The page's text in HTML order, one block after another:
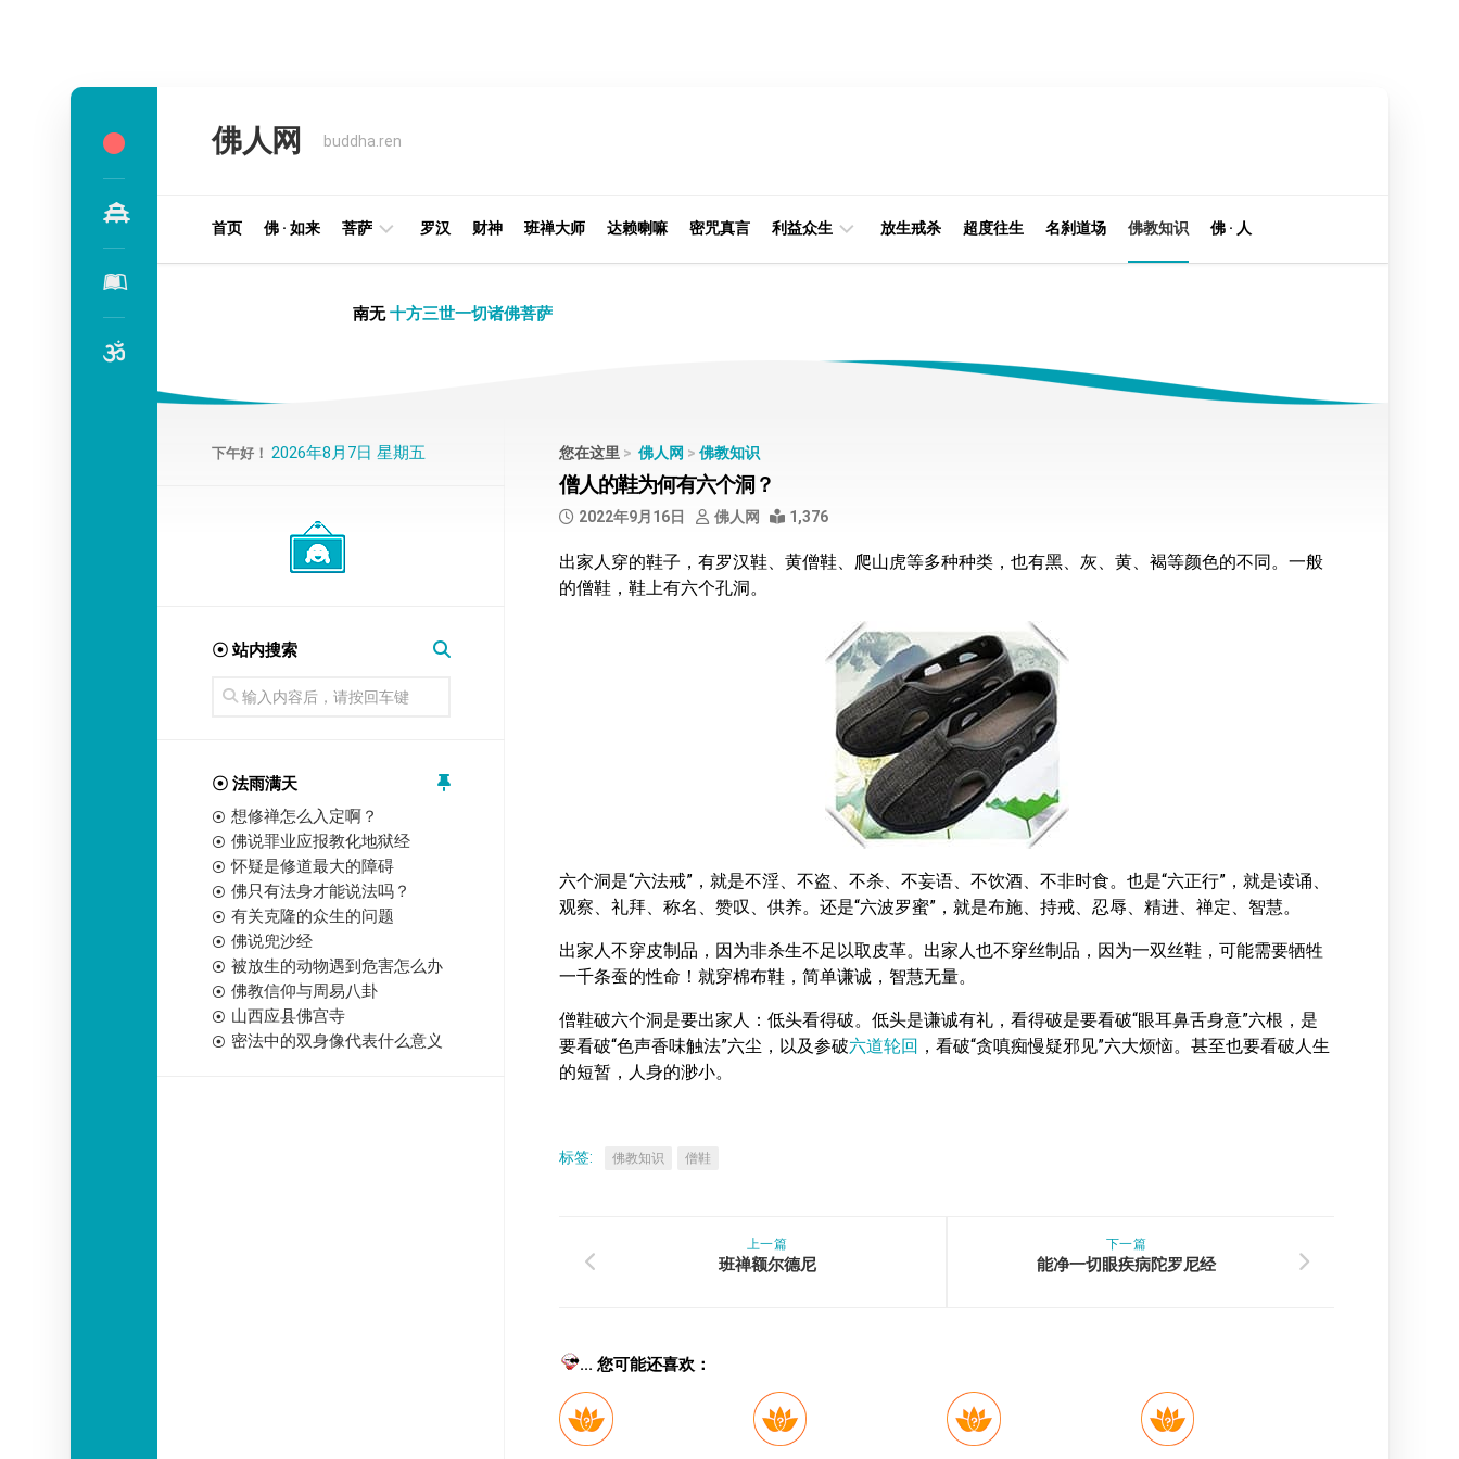
佛人网 buddha.ren
首页 佛 · 如来 菩萨
王
罗汉 财神 班禅大师 达赖喇嘛 密咒真言 利益众生
阿
若
华
严
部
涅
槃
部
大
集
经
集
部
密
教
部
放生戒杀 超度往生 名刹道场 佛教知识 佛 · 人
南无十方三世一切诸佛菩萨
您在这里 > 佛人网 > 佛教知识
僧人的鞋为何有六个洞？
2022年9月16日 佛人网 1,376
出家人穿的鞋子，有罗汉鞋、黄僧鞋、爬山虎等多种种类，也有黑、灰、黄、褐等颜色的不同。一般
的僧鞋，鞋上有六个孔洞。
六个洞是“六法戒”，就是不淫、不盗、不杀、不妄语、不饮酒、不非时食。也是“六正行”，就是读诵、
观察、礼拜、称名、赞叹、供养。还是“六波罗蜜”，就是布施、持戒、忍辱、精进、禅定、智慧。
出家人不穿皮制品，因为非杀生不足以取皮革。出家人也不穿丝制品，因为一双丝鞋，可能需要牺牲
一千条蚕的性命！就穿棉布鞋，简单谦诚，智慧无量。
僧鞋破六个洞是要出家人：低头看得破。低头是谦诚有礼，看得破是要看破“眼耳鼻舌身意”六根，是
要看破“色声香味触法”六尘，以及参破六道轮回 ，看破“贪嗔痴慢疑邪见”六大烦恼。甚至也要看破人生
的短暂，人身的渺小。
标签: 佛教知识 僧鞋
下一篇
能净一切眼疾病陀罗尼经
上一篇
班禅额尔德尼
... 您可能还喜欢：
下午好！ 2026年8月7日 星期五
☉ 站内搜索
☉ 法雨满天
想修禅怎么入定啊？
佛说罪业应报教化地狱经
怀疑是修道最大的障碍
佛只有法身才能说法吗？
有关克隆的众生的问题
佛说兜沙经
被放生的动物遇到危害怎么办
佛教信仰与周易八卦
山西应县佛宫寺
密法中的双身像代表什么意义